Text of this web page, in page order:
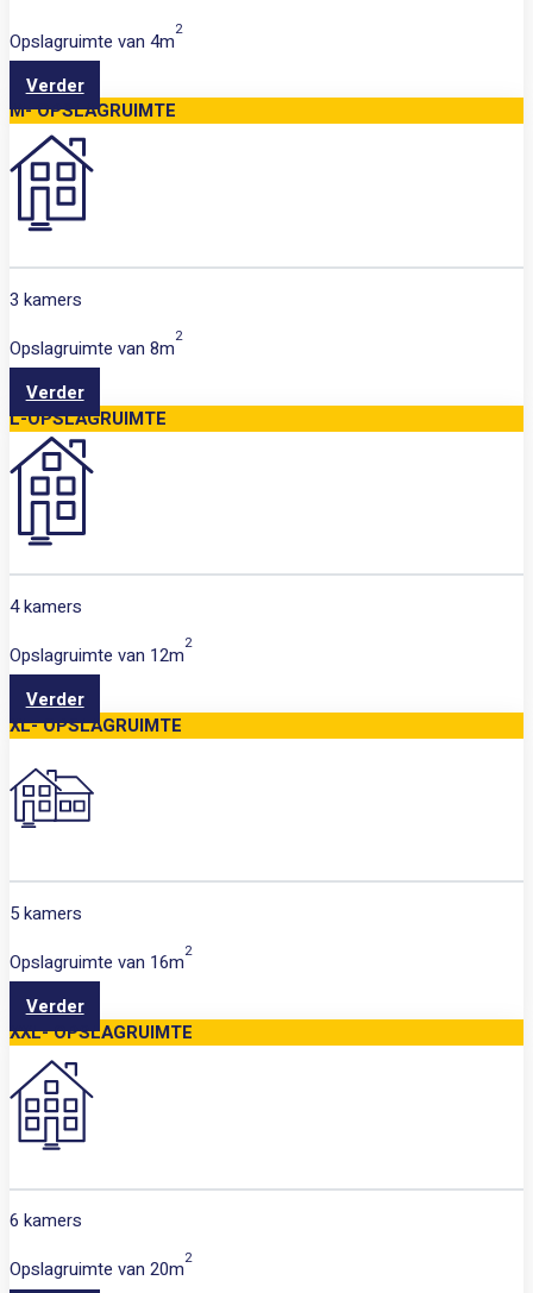
Opslagruimte van 4m2
Verder
M- OPSLAGRUIMTE
3 kamers
Opslagruimte van 8m2
Verder
L-OPSLAGRUIMTE
4 kamers
Opslagruimte van 12m2
Verder
XL- OPSLAGRUIMTE
5 kamers
Opslagruimte van 16m2
Verder
XXL- OPSLAGRUIMTE
6 kamers
Opslagruimte van 20m2